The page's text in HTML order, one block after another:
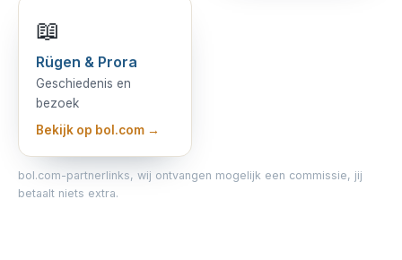
📖
Rügen & Prora
Geschiedenis en
bezoek
Bekijk op bol.com →
bol.com-partnerlinks, wij ontvangen mogelijk een commissie, jij
betaalt niets extra.